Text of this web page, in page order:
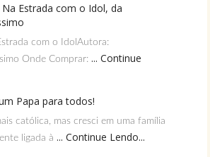
Estrada com o Idol, da
com o IdolAutora:
Onde Comprar: ... Continue
Papa para todos!
católica, mas cresci em uma família
ligada à ... Continue Lendo...